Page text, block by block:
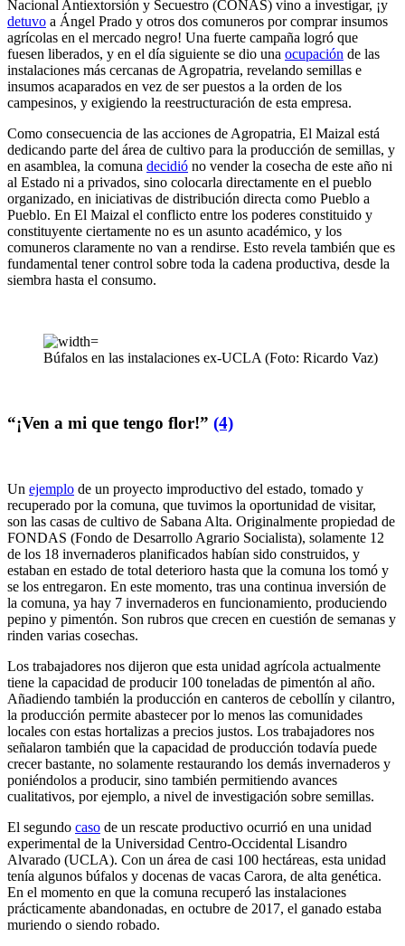
Nacional Antiextorsión y Secuestro (CONAS) vino a investigar, ¡y
detuvo a Ángel Prado y otros dos comuneros por comprar insumos
agrícolas en el mercado negro! Una fuerte campaña logró que
fuesen liberados, y en el día siguiente se dio una ocupación de las
instalaciones más cercanas de Agropatria, revelando semillas e
insumos acaparados en vez de ser puestos a la orden de los
campesinos, y exigiendo la reestructuración de esta empresa.
Como consecuencia de las acciones de Agropatria, El Maizal está
dedicando parte del área de cultivo para la producción de semillas, y
en asamblea, la comuna decidió no vender la cosecha de este año ni
al Estado ni a privados, sino colocarla directamente en el pueblo
organizado, en iniciativas de distribución directa como Pueblo a
Pueblo. En El Maizal el conflicto entre los poderes constituido y
constituyente ciertamente no es un asunto académico, y los
comuneros claramente no van a rendirse. Esto revela también que es
fundamental tener control sobre toda la cadena productiva, desde la
siembra hasta el consumo.
Búfalos en las instalaciones ex-UCLA (Foto: Ricardo Vaz)
“¡Ven a mi que tengo flor!” (4)
Un ejemplo de un proyecto improductivo del estado, tomado y
recuperado por la comuna, que tuvimos la oportunidad de visitar,
son las casas de cultivo de Sabana Alta. Originalmente propiedad de
FONDAS (Fondo de Desarrollo Agrario Socialista), solamente 12
de los 18 invernaderos planificados habían sido construidos, y
estaban en estado de total deterioro hasta que la comuna los tomó y
se los entregaron. En este momento, tras una continua inversión de
la comuna, ya hay 7 invernaderos en funcionamiento, produciendo
pepino y pimentón. Son rubros que crecen en cuestión de semanas y
rinden varias cosechas.
Los trabajadores nos dijeron que esta unidad agrícola actualmente
tiene la capacidad de producir 100 toneladas de pimentón al año.
Añadiendo también la producción en canteros de cebollín y cilantro,
la producción permite abastecer por lo menos las comunidades
locales con estas hortalizas a precios justos. Los trabajadores nos
señalaron también que la capacidad de producción todavía puede
crecer bastante, no solamente restaurando los demás invernaderos y
poniéndolos a producir, sino también permitiendo avances
cualitativos, por ejemplo, a nivel de investigación sobre semillas.
El segundo caso de un rescate productivo ocurrió en una unidad
experimental de la Universidad Centro-Occidental Lisandro
Alvarado (UCLA). Con un área de casi 100 hectáreas, esta unidad
tenía algunos búfalos y docenas de vacas Carora, de alta genética.
En el momento en que la comuna recuperó las instalaciones
prácticamente abandonadas, en octubre de 2017, el ganado estaba
muriendo o siendo robado.